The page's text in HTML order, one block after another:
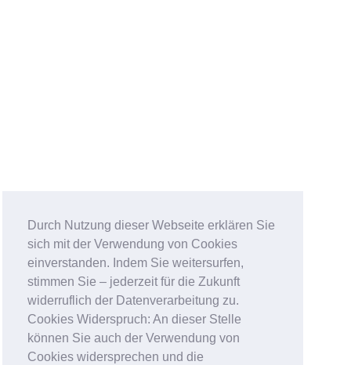
Durch Nutzung dieser Webseite erklären Sie
sich mit der Verwendung von Cookies
einverstanden. Indem Sie weitersurfen,
stimmen Sie – jederzeit für die Zukunft
widerruflich der Datenverarbeitung zu.
Cookies Widerspruch: An dieser Stelle
können Sie auch der Verwendung von
Cookies widersprechen und die